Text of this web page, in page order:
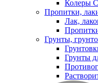
Колеры
Пропитки,
Лак,
Грунты,
Грунты